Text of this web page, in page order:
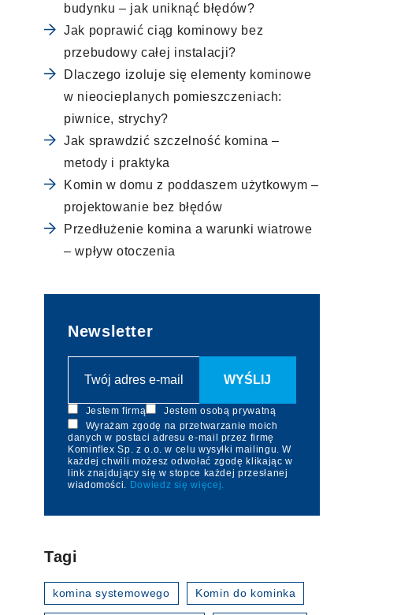
budynku – jak uniknąć błędów?
Jak poprawić ciąg kominowy bez
przebudowy całej instalacji?
Dlaczego izoluje się elementy kominowe
w nieocieplanych pomieszczeniach:
piwnice, strychy?
Jak sprawdzić szczelność komina –
metody i praktyka
Komin w domu z poddaszem użytkowym –
projektowanie bez błędów
Przedłużenie komina a warunki wiatrowe
– wpływ otoczenia
Newsletter
Jestem firmą
Jestem osobą prywatną
Wyrażam zgodę na przetwarzanie moich
danych w postaci adresu e-mail przez firmę
Kominflex Sp. z o.o. w celu wysyłki mailingu. W
każdej chwili możesz odwołać zgodę klikając w
link znajdujący się w stopce każdej przesłanej
wiadomości. Dowiedz się więcej.
Tagi
komina systemowego Komin do kominka